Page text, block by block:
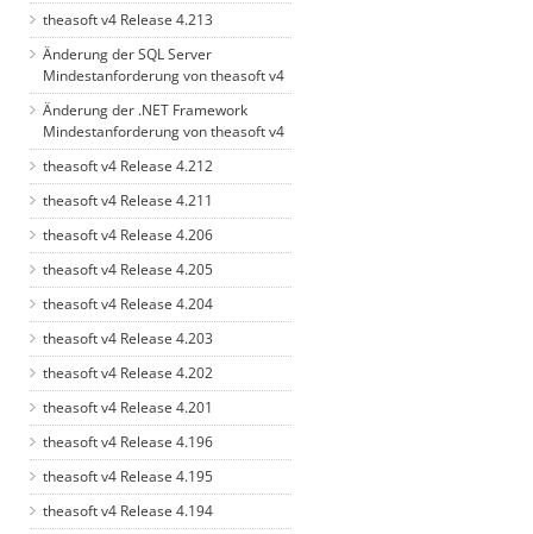
theasoft v4 Release 4.213
Änderung der SQL Server
Mindestanforderung von theasoft v4
Änderung der .NET Framework
Mindestanforderung von theasoft v4
theasoft v4 Release 4.212
theasoft v4 Release 4.211
theasoft v4 Release 4.206
theasoft v4 Release 4.205
theasoft v4 Release 4.204
theasoft v4 Release 4.203
theasoft v4 Release 4.202
theasoft v4 Release 4.201
theasoft v4 Release 4.196
theasoft v4 Release 4.195
theasoft v4 Release 4.194